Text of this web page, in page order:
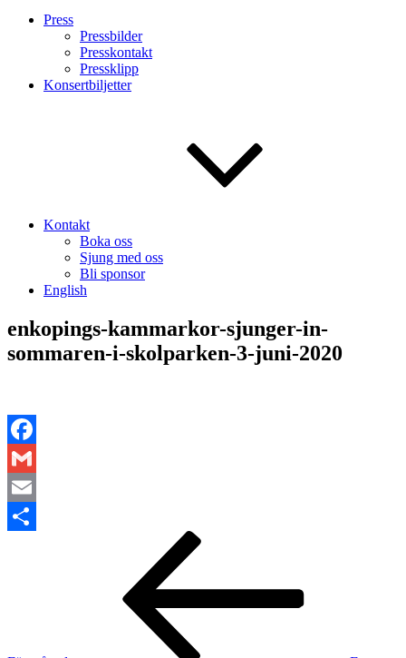
Press
Pressbilder
Presskontakt
Pressklipp
Konsertbiljetter
Kontakt
Boka oss
Sjung med oss
Bli sponsor
English
enkopings-kammarkor-sjunger-in-
sommaren-i-skolparken-3-juni-2020
Facebook
Gmail
Email
Inläggsnavigering